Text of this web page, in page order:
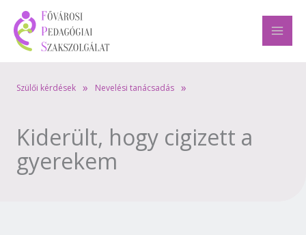
content
Szülői kérdések » Nevelési tanácsadás »
Kiderült, hogy cigizett a
gyerekem